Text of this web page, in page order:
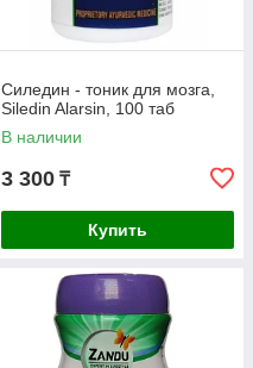
Силедин - тоник для мозга,
Siledin Alarsin, 100 таб
В наличии
3 300 ₸
Купить